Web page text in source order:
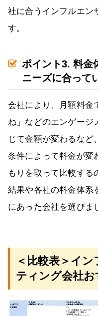
社に合うインフルエン
す。
ポイント3. 料金
ニーズに合って
会社により、月額料金
ね」などのエンゲージ
じて金額が変わるなど
条件によって料金が変
もりを取って比較する
結果や各社の料金体系
にあった会社を選びま
＜比較表＞イ
ティング会社